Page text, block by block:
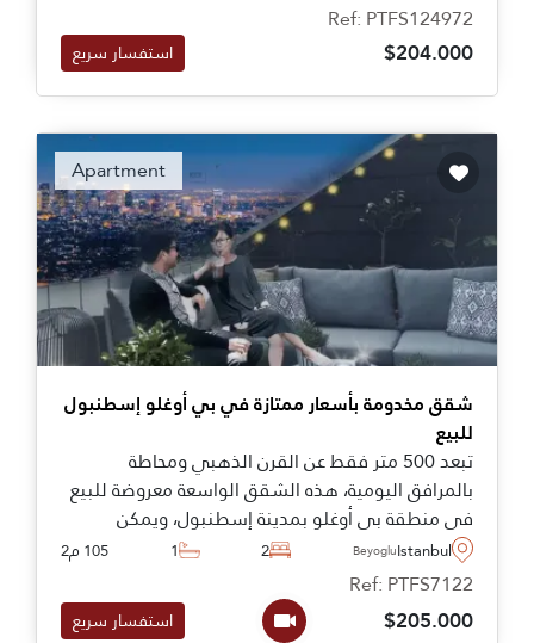
Ref: PTFS124972
$204.000 استفسار سريع
Apartment
شقق مخدومة بأسعار ممتازة في بي أوغلو إسطنبول
للبيع
تبعد 500 متر فقط عن القرن الذهبي ومحاطة
بالمرافق اليومية، هذه الشقق الواسعة معروضة للبيع
في منطقة بي أوغلو بمدينة إسطنبول، ويمكن
شراؤها كوحدات بطابق واحد أو بنتهاوس دوبلكس.
Istanbul
Beyoglu
2
1 105 م2
Ref: PTFS7122
$205.000 استفسار سريع